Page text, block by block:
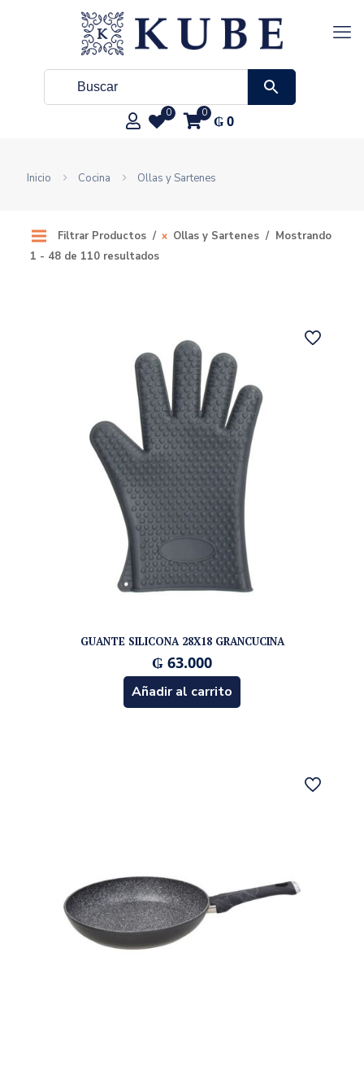
0 0 ₲0
Inicio Cocina Ollas y Sartenes
Filtrar Productos Ollas y Sartenes
Mostrando
1 - 48 de 110 resultados
GUANTE SILICONA 28X18 GRANCUCINA
₲ 63.000
Añadir al carrito